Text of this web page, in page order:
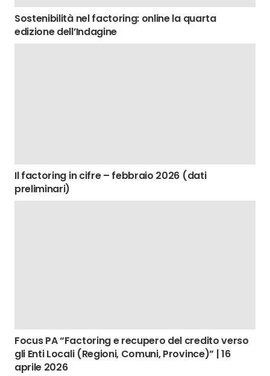
Sostenibilità nel factoring: online la quarta
edizione dell’Indagine
Il factoring in cifre – febbraio 2026 (dati
preliminari)
Focus PA “Factoring e recupero del credito verso
gli Enti Locali (Regioni, Comuni, Province)” | 16
aprile 2026